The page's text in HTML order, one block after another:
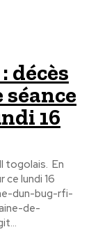
décès
16
En
ce lundi 16
de-
Il s'agit...